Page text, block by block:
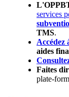
services
TMS.
Accédez
aides
Faites
plate-